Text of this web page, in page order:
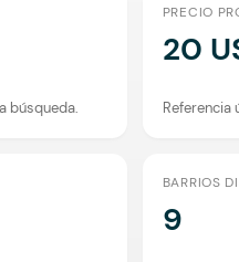
búsqueda.
PRECIO
20
Referencia
BARRIOS
9